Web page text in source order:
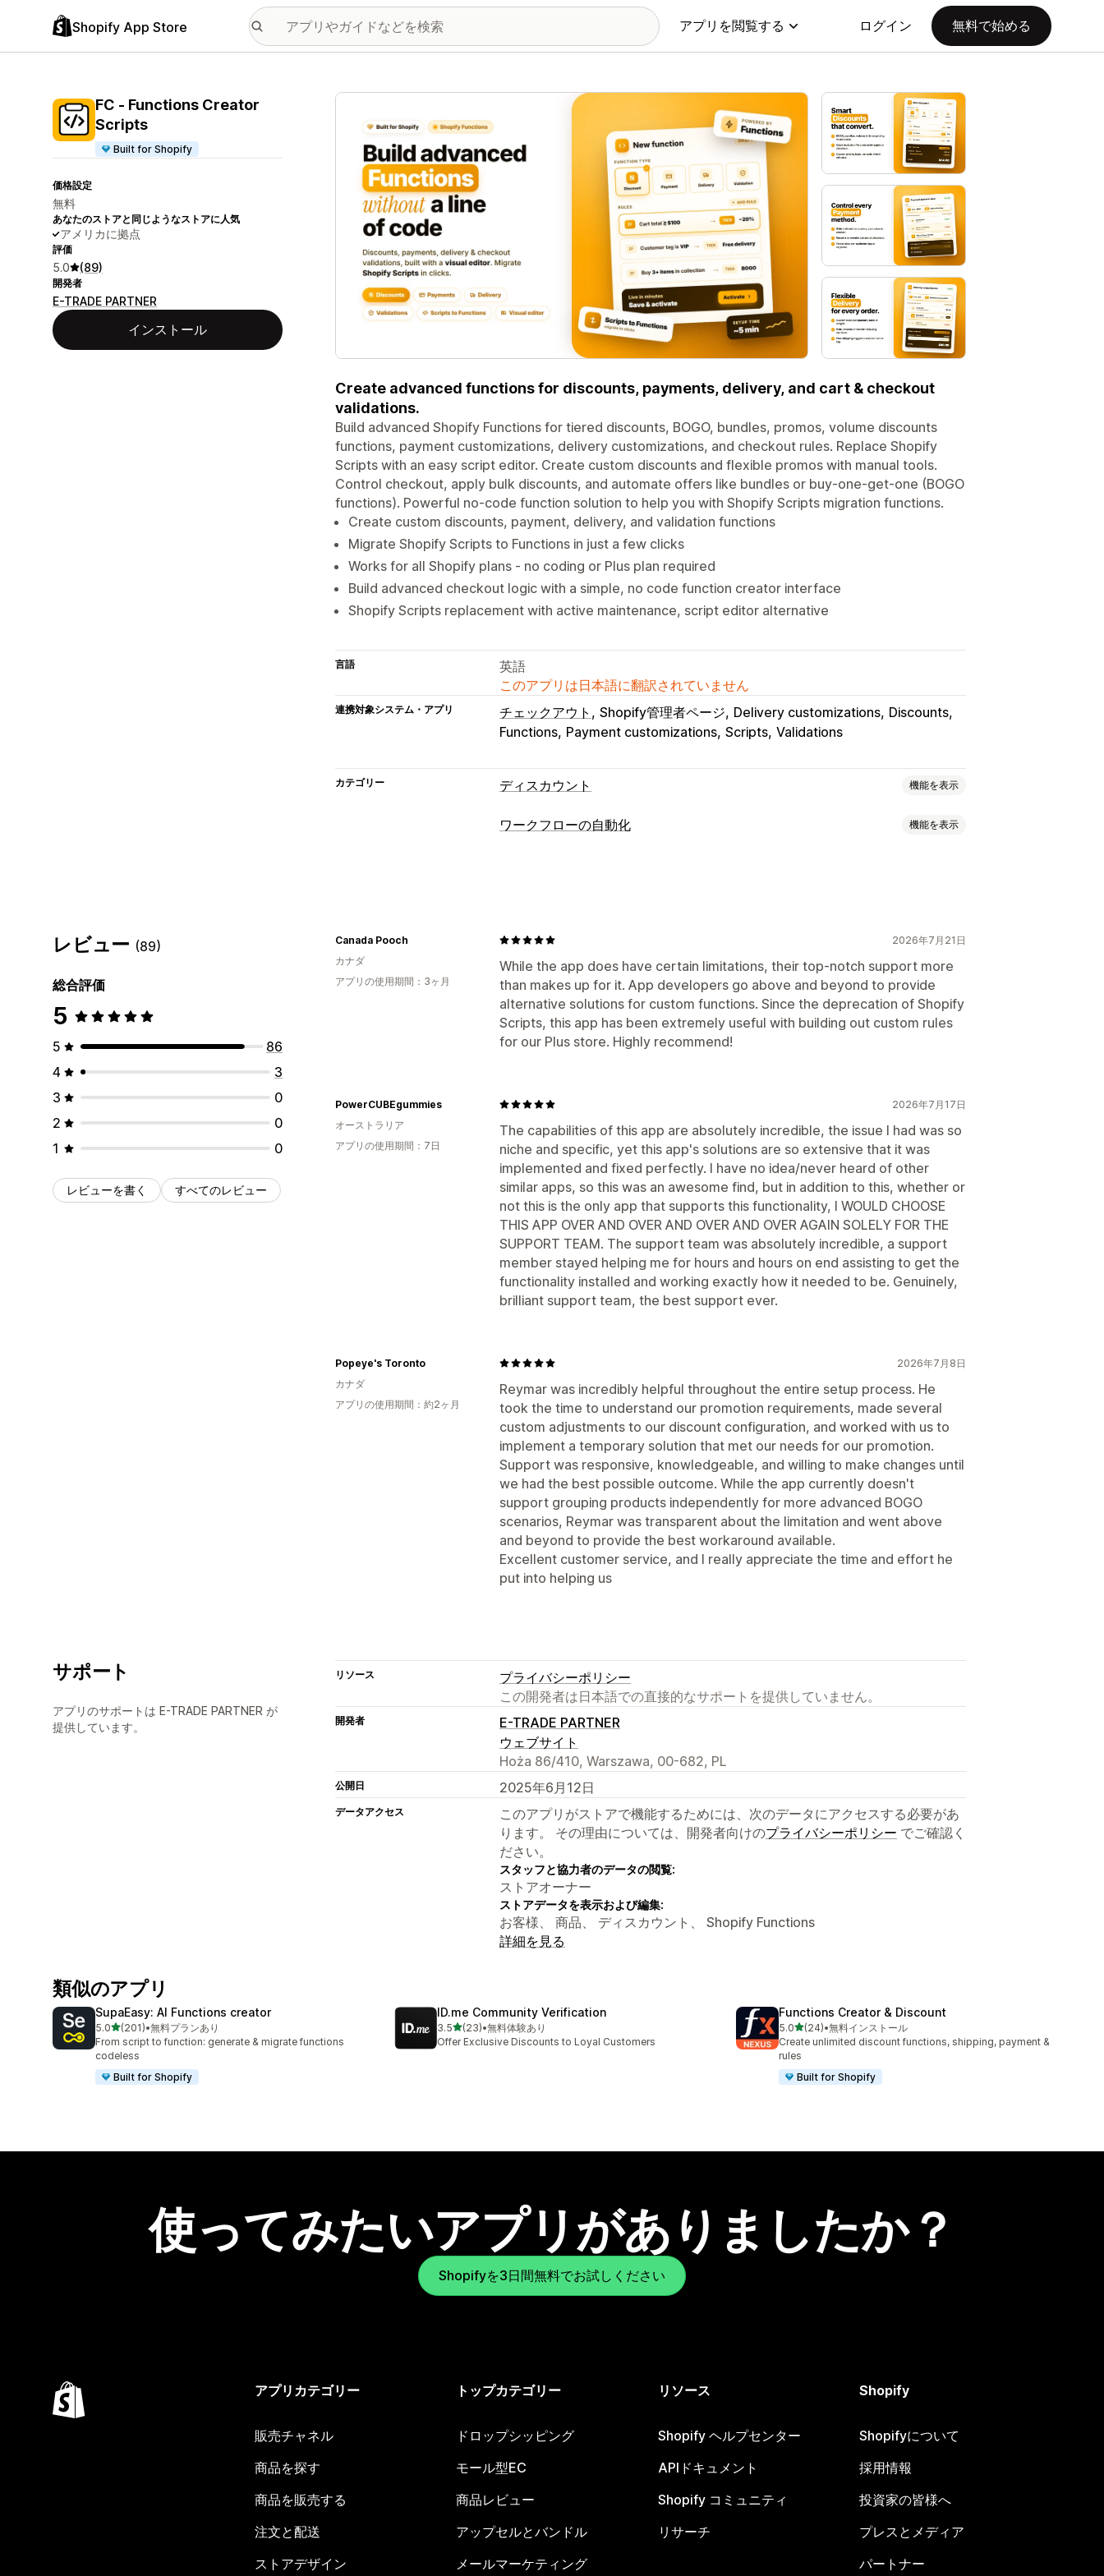
Shopify App Store アプリを閲覧する ログイン 無料で始める
FC ‑ Functions Creator
Scripts
Built for Shopify
価格設定
無料
あなたのストアと同じようなストアに人気
アメリカに拠点
評価
5.0 (89)
開発者
E-TRADE PARTNER
インストール
特集の画像ギャラリー
Create advanced functions for discounts, payments, delivery, and cart & checkout
validations.
Build advanced Shopify Functions for tiered discounts, BOGO, bundles, promos, volume discounts
functions, payment customizations, delivery customizations, and checkout rules. Replace Shopify
Scripts with an easy script editor. Create custom discounts and flexible promos with manual tools.
Control checkout, apply bulk discounts, and automate offers like bundles or buy-one-get-one (BOGO
functions). Powerful no-code function solution to help you with Shopify Scripts migration functions.
Create custom discounts, payment, delivery, and validation functions
Migrate Shopify Scripts to Functions in just a few clicks
Works for all Shopify plans - no coding or Plus plan required
Build advanced checkout logic with a simple, no code function creator interface
Shopify Scripts replacement with active maintenance, script editor alternative
言語
英語
このアプリは日本語に翻訳されていません
連携対象システム・アプリ チェックアウト Shopify管理者ページ Delivery customizations Discounts
Functions Payment customizations Scripts Validations
カテゴリー ディスカウント 機能を表示
ディスカウントの種類
期間限定オファー
クロスセルディスカウント
ディスカウント管理
編集ツール テンプレート 通貨換算 ローカライズ
キャンペーン
トリガーとルール ディスカウントの組み合わせ オートメーション
ジオロケーション
ワークフローの自動化 機能を表示
条件付きロジック
スケジュール式タスク
カスタムワークフロー
レビュー (89)
総合評価
5
5
86
4
3
3
0
2
0
1
0
レビューを書く すべてのレビュー
2026年7月21日
While the app does have certain limitations, their top-notch support more
than makes up for it. App developers go above and beyond to provide
alternative solutions for custom functions. Since the deprecation of Shopify
Scripts, this app has been extremely useful with building out custom rules
for our Plus store. Highly recommend!
Canada Pooch
カナダ
アプリの使用期間：3ヶ月
2026年7月17日
The capabilities of this app are absolutely incredible, the issue I had was so
niche and specific, yet this app's solutions are so extensive that it was
implemented and fixed perfectly. I have no idea/never heard of other
similar apps, so this was an awesome find, but in addition to this, whether or
not this is the only app that supports this functionality, I WOULD CHOOSE
THIS APP OVER AND OVER AND OVER AND OVER AGAIN SOLELY FOR THE
SUPPORT TEAM. The support team was absolutely incredible, a support
member stayed helping me for hours and hours on end assisting to get the
functionality installed and working exactly how it needed to be. Genuinely,
brilliant support team, the best support ever.
PowerCUBEgummies
オーストラリア
アプリの使用期間：7日
2026年7月8日
Reymar was incredibly helpful throughout the entire setup process. He
took the time to understand our promotion requirements, made several
custom adjustments to our discount configuration, and worked with us to
implement a temporary solution that met our needs for our promotion.
Support was responsive, knowledgeable, and willing to make changes until
we had the best possible outcome. While the app currently doesn't
support grouping products independently for more advanced BOGO
scenarios, Reymar was transparent about the limitation and went above
and beyond to provide the best workaround available.
Excellent customer service, and I really appreciate the time and effort he
put into helping us
Popeye's Toronto
カナダ
アプリの使用期間：約2ヶ月
サポート
アプリのサポートは E-TRADE PARTNER が
提供しています。
リソース
プライバシーポリシー
この開発者は日本語での直接的なサポートを提供していません。
開発者
E-TRADE PARTNER
ウェブサイト
Hoża 86/410, Warszawa, 00-682, PL
公開日 2025年6月12日
データアクセス
このアプリがストアで機能するためには、次のデータにアクセスする必要があ
ります。 その理由については、開発者向けのプライバシーポリシー でご確認く
ださい。
スタッフと協力者のデータの閲覧:
ストアオーナー
ストアデータを表示および編集:
お客様、 商品、 ディスカウント、 Shopify Functions
詳細を見る
類似のアプリ
SupaEasy: AI Functions creator
5.05つ星中
(201)
合計レビュー数：201件
•無料プランあり
From script to function: generate & migrate functions
codeless
Built for Shopify
ID.me Community Verification
3.55つ星中
(23)
合計レビュー数：23件
•無料体験あり
Offer Exclusive Discounts to Loyal Customers
Functions Creator & Discount
5.05つ星中
(24)
合計レビュー数：24件
•無料インストール
Create unlimited discount functions, shipping, payment &
rules
Built for Shopify
使ってみたいアプリがありましたか？
Shopifyを3日間無料でお試しください
アプリカテゴリー
販売チャネル
商品を探す
商品を販売する
注文と配送
ストアデザイン
トップカテゴリー
ドロップシッピング
モール型EC
商品レビュー
アップセルとバンドル
メールマーケティング
リソース
Shopify ヘルプセンター
APIドキュメント
Shopify コミュニティ
リサーチ
Shopify
Shopifyについて
採用情報
投資家の皆様へ
プレスとメディア
パートナー